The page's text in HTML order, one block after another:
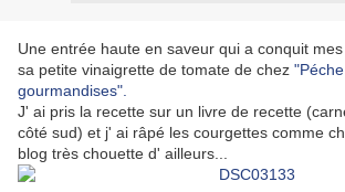
Une entrée haute en saveur qui a conquit
sa petite vinaigrette de tomate de chez
gourmandises".
J' ai pris la recette sur un livre de recette
côté sud) et j' ai râpé les courgettes comme
blog très chouette d' ailleurs...